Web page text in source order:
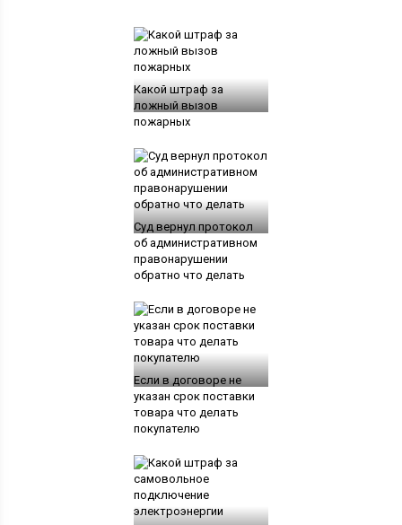
Какой штраф за
ложный вызов
пожарных
Суд вернул протокол
об административном
правонарушении
обратно что делать
Если в договоре не
указан срок поставки
товара что делать
покупателю